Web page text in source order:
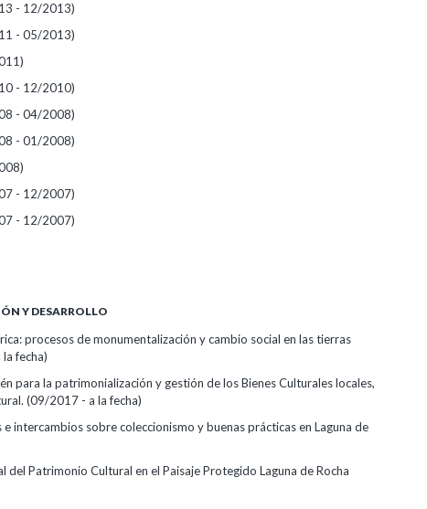
- 12/2013)
- 05/2013)
- 12/2010)
- 04/2008)
- 01/2008)
- 12/2007)
- 12/2007)
Y DESARROLLO
procesos de monumentalización y cambio social en las tierras
fecha)
para la patrimonialización y gestión de los Bienes Culturales locales,
(09/2017 - a la fecha)
intercambios sobre coleccionismo y buenas prácticas en Laguna de
del Patrimonio Cultural en el Paisaje Protegido Laguna de Rocha